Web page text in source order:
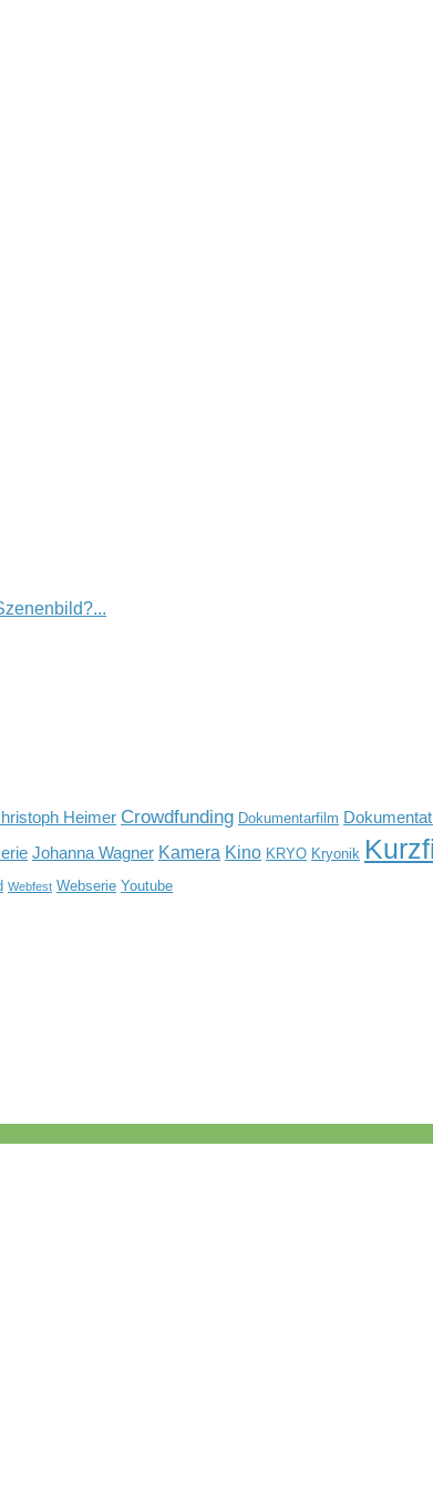
Heimer Crowdfunding Dokumentarfilm
Johanna Wagner Kamera Kino KRYO Kryonik
Webfest Webserie Youtube